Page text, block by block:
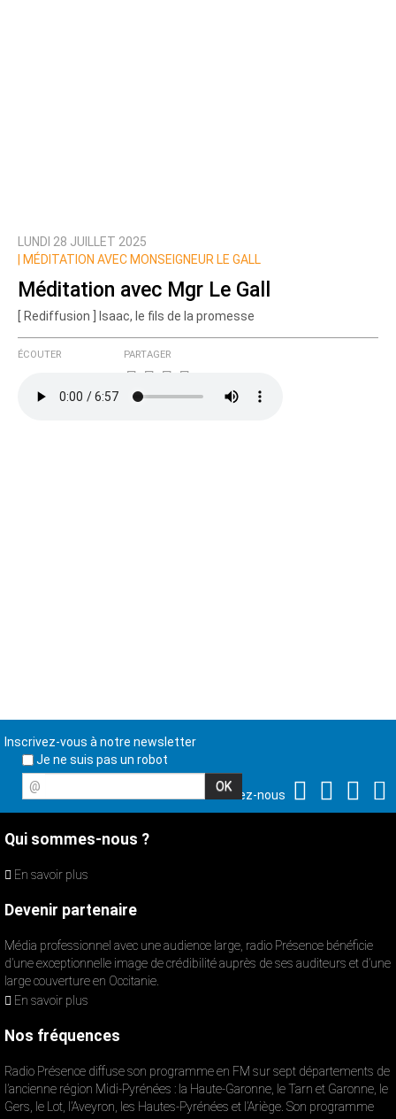
LUNDI 28 JUILLET 2025
MÉDITATION AVEC MONSEIGNEUR LE GALL
Méditation avec Mgr Le Gall
[ Rediffusion ] Isaac, le fils de la promesse
ÉCOUTER PARTAGER
Inscrivez-vous à notre newsletter
Je ne suis pas un robot
@
Suivez-nous
Qui sommes-nous ?
En savoir plus
Devenir partenaire
Média professionnel avec une audience large, radio Présence bénéficie
d’une exceptionnelle image de crédibilité auprès de ses auditeurs et d’une
large couverture en Occitanie.
En savoir plus
Nos fréquences
Radio Présence diffuse son programme en FM sur sept départements de
l’ancienne région Midi-Pyrénées : la Haute-Garonne, le Tarn et Garonne, le
Gers, le Lot, l’Aveyron, les Hautes-Pyrénées et l’Ariège. Son programme